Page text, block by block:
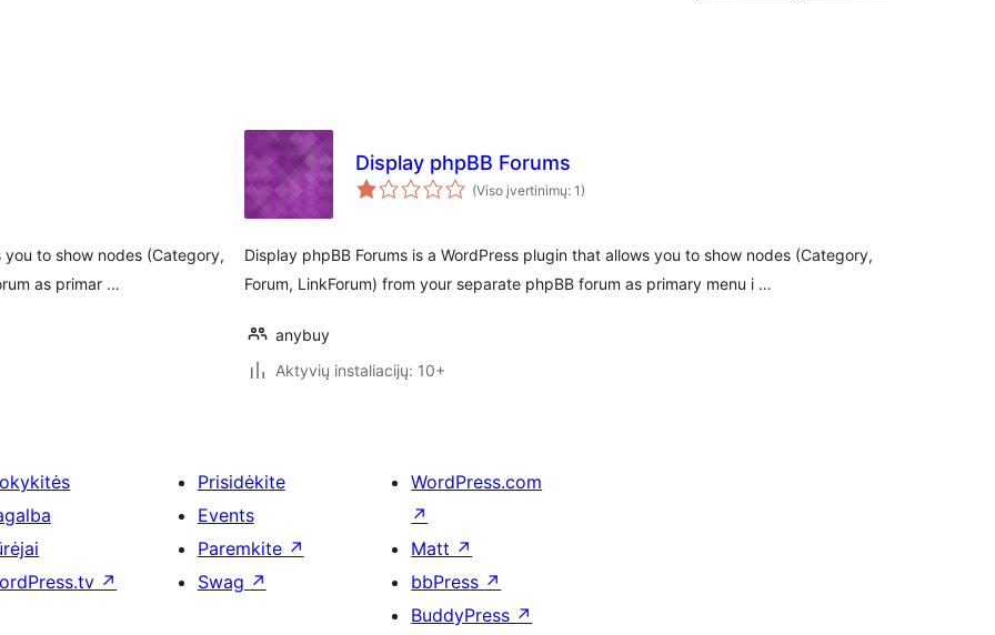
to show nodes (Category,
as primar …
Display phpBB Forums
(Viso įvertinimų: 1)
Display phpBB Forums is a WordPress plugin that allows you to show nodes (Category,
Forum, LinkForum) from your separate phpBB forum as primary menu i …
anybuy
Aktyvių instaliacijų: 10+
↗
Prisidėkite
Events
Paremkite ↗
Swag ↗
WordPress.com
↗
Matt ↗
bbPress ↗
BuddyPress ↗